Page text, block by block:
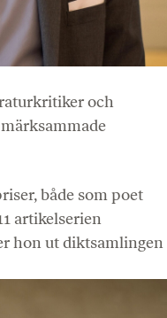
och
både som poet
artikelserien
hon ut diktsamlingen